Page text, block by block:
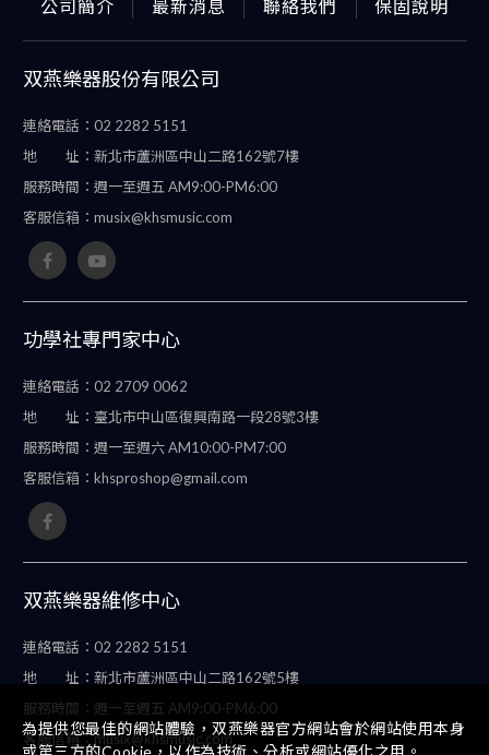
公司簡介 最新消息 聯絡我們 保固說明
双燕樂器股份有限公司
連絡電話： 02 2282 5151
地 址： 新北市蘆洲區中山二路162號7樓
服務時間： 週一至週五 AM9:00-PM6:00
客服信箱： musix@khsmusic.com
功學社專門家中心
連絡電話： 02 2709 0062
地 址： 臺北市中山區復興南路一段28號3樓
服務時間： 週一至週六 AM10:00-PM7:00
客服信箱： khsproshop@gmail.com
双燕樂器維修中心
連絡電話： 02 2282 5151
地 址： 新北市蘆洲區中山二路162號5樓
服務時間： 週一至週五 AM9:00-PM6:00
客服信箱：musix@khsmusic.com
為提供您最佳的網站體驗，双燕樂器官方網站會於網站使用本身
或第三方的Cookie，以作為技術、分析或網站優化之用。